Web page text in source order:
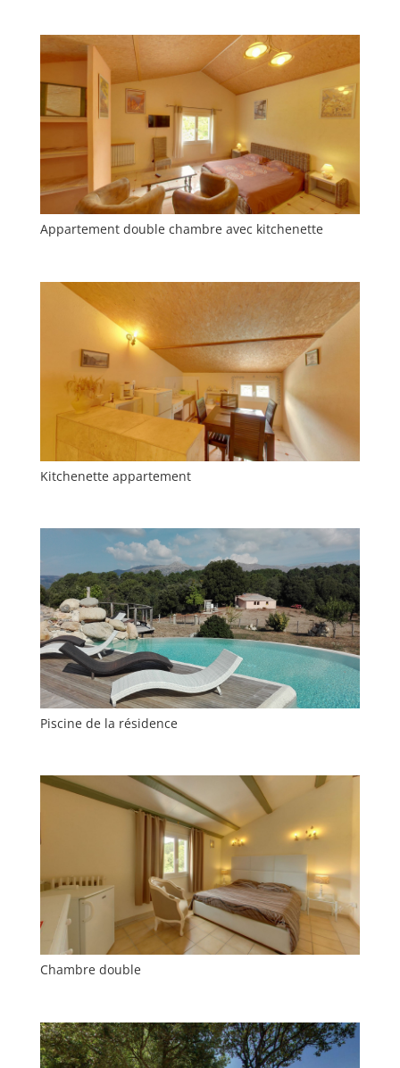
Appartement double chambre avec kitchenette
Kitchenette appartement
Piscine de la résidence
Chambre double